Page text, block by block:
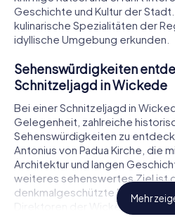
Geschichte und Kultur der
kulinarische Spezialitäten der
idyllische Umgebung erkunden.
Sehenswürdigkeiten
Schnitzeljagd in Wickede
Bei einer Schnitzeljagd in
Gelegenheit, zahlreiche
Sehenswürdigkeiten zu
Antonius von Padua Kirche, die
Architektur und langen
weiteres sehenswertes Ziel ist
denkmalgeschützte
Direktoren der Wickeder Eisen-
Mehr